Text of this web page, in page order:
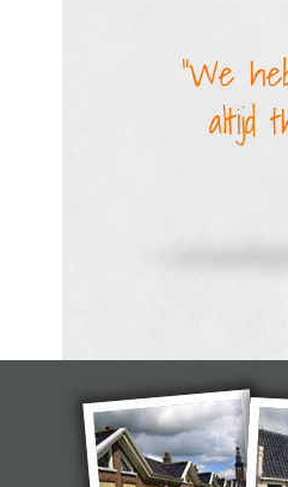
We
altijd